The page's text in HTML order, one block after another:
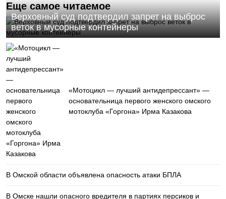
Еще самое читаемое
Верховный суд подтвердил запрет на выброс
веток в мусорные контейнеры
«Мотоцикл — лучший антидепрессант» —
основательница первого женского омского
мотоклуба «Горгона» Ирма Казакова
В Омской области объявлена опасность атаки БПЛА
В Омске нашли опасного вредителя в партиях персиков и